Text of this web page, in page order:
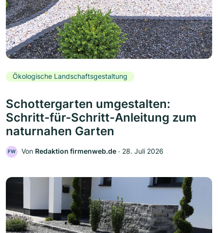
Ökologische Landschaftsgestaltung
Schottergarten umgestalten:
Schritt-für-Schritt-Anleitung zum
naturnahen Garten
FW Von Redaktion firmenweb.de ‧ 28. Juli 2026